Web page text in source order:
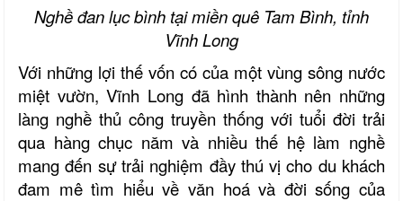
Nghề đan lục bình tại miền quê Tam Bình, tỉnh
Vĩnh Long
Với những lợi thế vốn có của một vùng sông nước
miệt vườn, Vĩnh Long đã hình thành nên những
làng nghề thủ công truyền thống với tuổi đời trải
qua hàng chục năm và nhiều thế hệ làm nghề
mang đến sự trải nghiệm đầy thú vị cho du khách
đam mê tìm hiểu về văn hoá và đời sống của